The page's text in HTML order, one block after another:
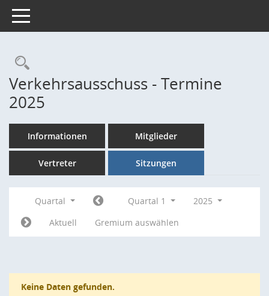
Toggle navigation
Rechercheauswahl
Verkehrsausschuss - Termine
2025
Informationen Mitglieder
Vertreter Sitzungen
Quartal Quartal 1
2025
Aktuell
Gremium auswählen
Keine Daten gefunden.